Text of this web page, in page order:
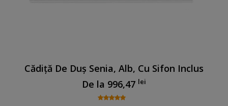
Cădiță De Duș Senia, Alb, Cu Sifon Inclus
De la 996,47 lei